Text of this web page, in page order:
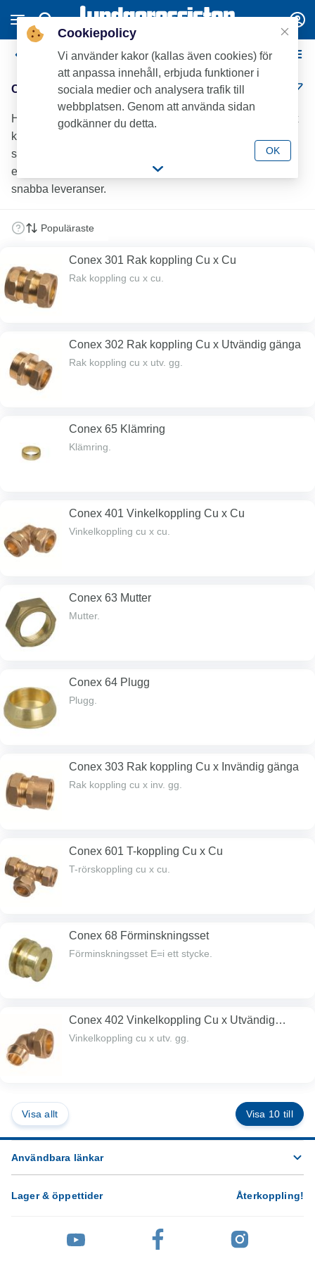
Conex Klämringskopplingar - Mässing
Conex Klämringskopplingar - Mässing (18)
Hos Lundagrossisten hittar du ett brett sortiment av Conex
klämringskopplingar.Som VVS-branschens mest
serviceinriktade grossist hjälper vi installatörer att arbeta
effektivt med fullsortimentslager, hög tillgänglighet och
snabba leveranser.
Conex 301 Rak koppling Cu x Cu
Rak koppling cu x cu.
Conex 302 Rak koppling Cu x Utvändig gänga
Rak koppling cu x utv. gg.
Conex 65 Klämring
Klämring.
Conex 401 Vinkelkoppling Cu x Cu
Vinkelkoppling cu x cu.
Conex 63 Mutter
Mutter.
Conex 64 Plugg
Plugg.
Conex 303 Rak koppling Cu x Invändig gänga
Rak koppling cu x inv. gg.
Conex 601 T-koppling Cu x Cu
T-rörskoppling cu x cu.
Conex 68 Förminskningsset
Förminskningsset E=i ett stycke.
Conex 402 Vinkelkoppling Cu x Utvändig
gänga
Vinkelkoppling cu x utv. gg.
Visa allt Visa 10 till
Användbara länkar
Lager & öppettider Återkoppling!
Cookiepolicy
Vi använder kakor (kallas även cookies) för
att anpassa innehåll, erbjuda funktioner i
sociala medier och analysera trafik till
webbplatsen. Genom att använda sidan
godkänner du detta.
OK